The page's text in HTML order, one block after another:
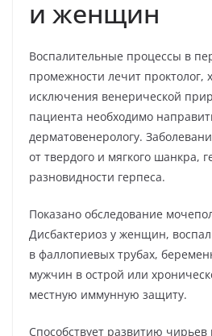
и женщин
Воспалительные процессы в
промежности лечит проктолог,
исключения венерической
пациента необходимо
дерматовенерологу.
от твердого и мягкого шанкра,
разновидности герпеса.
Показано обследование
Дисбактериоз у женщин,
в фаллопиевых трубах,
мужчин в острой или
местную иммунную защиту.
Способствует развитию чирьев